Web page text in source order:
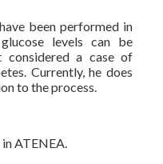
been performed in
levels can be
considered a case of
Currently, he does
to the process.
ATENEA.